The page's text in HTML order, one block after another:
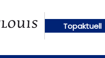
Topaktuell
Öffentliche